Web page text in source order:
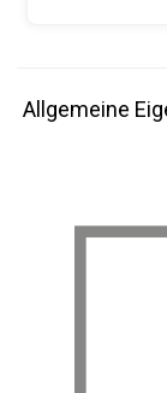
Allgemeine